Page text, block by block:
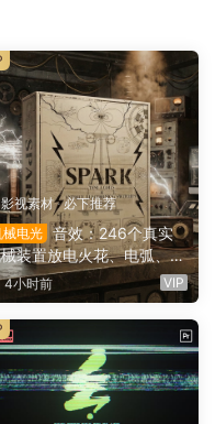
影视素材·必下推荐
械电光 音效：246个真实
装置放电火花、电弧、嗡
嗡鸣、机械激活冲击电影
广告音效素材 SoundMor
SPARK（16153）
4小时前 VIP